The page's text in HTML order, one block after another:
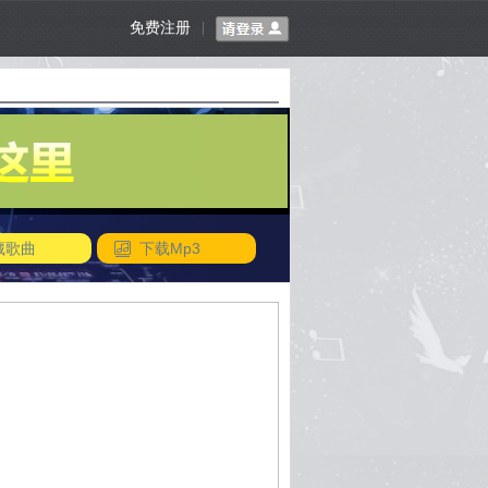
免费注册
下载Mp3
歌曲